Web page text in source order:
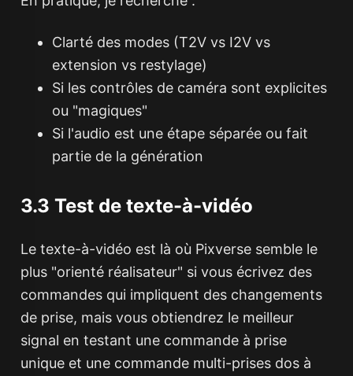
Clarté des modes (T2V vs I2V vs
extension vs restylage)
Si les contrôles de caméra sont explicites
ou "magiques"
Si l'audio est une étape séparée ou fait
partie de la génération
3.3 Test de texte-à-vidéo
Le texte-à-vidéo est là où Pixverse semble le
plus "orienté réalisateur" si vous écrivez des
commandes qui impliquent des changements
de prise, mais vous obtiendrez le meilleur
signal en testant une commande à prise
unique et une commande multi-prises dos à